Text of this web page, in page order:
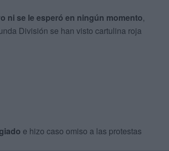
ni se le esperó en ningún momento,
División se han visto cartulina roja
e hizo caso omiso a las protestas